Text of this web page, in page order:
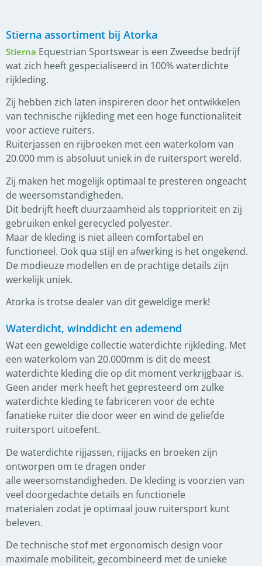
Stierna assortiment bij Atorka
Stierna Equestrian Sportswear is een Zweedse bedrijf
wat zich heeft gespecialiseerd in 100% waterdichte
rijkleding.
Zij hebben zich laten inspireren door het ontwikkelen
van technische rijkleding met een hoge functionaliteit
voor actieve ruiters.
Ruiterjassen en rijbroeken met een waterkolom van
20.000 mm is absoluut uniek in de ruitersport wereld.
Zij maken het mogelijk optimaal te presteren ongeacht
de weersomstandigheden.
Dit bedrijft heeft duurzaamheid als topprioriteit en zij
gebruiken enkel gerecycled polyester.
Maar de kleding is niet alleen comfortabel en
functioneel. Ook qua stijl en afwerking is het ongekend.
De modieuze modellen en de prachtige details zijn
werkelijk uniek.
Atorka is trotse dealer van dit geweldige merk!
Waterdicht, winddicht en ademend
Wat een geweldige collectie waterdichte rijkleding. Met
een waterkolom van 20.000mm is dit de meest
waterdichte kleding die op dit moment verkrijgbaar is.
Geen ander merk heeft het gepresteerd om zulke
waterdichte kleding te fabriceren voor de echte
fanatieke ruiter die door weer en wind de geliefde
ruitersport uitoefent.
De waterdichte rijjassen, rijjacks en broeken zijn
ontworpen om te dragen onder
alle weersomstandigheden. De kleding is voorzien van
veel doorgedachte details en functionele
materialen zodat je optimaal jouw ruitersport kunt
beleven.
De technische stof met ergonomisch design voor
maximale mobiliteit, gecombineerd met de unieke